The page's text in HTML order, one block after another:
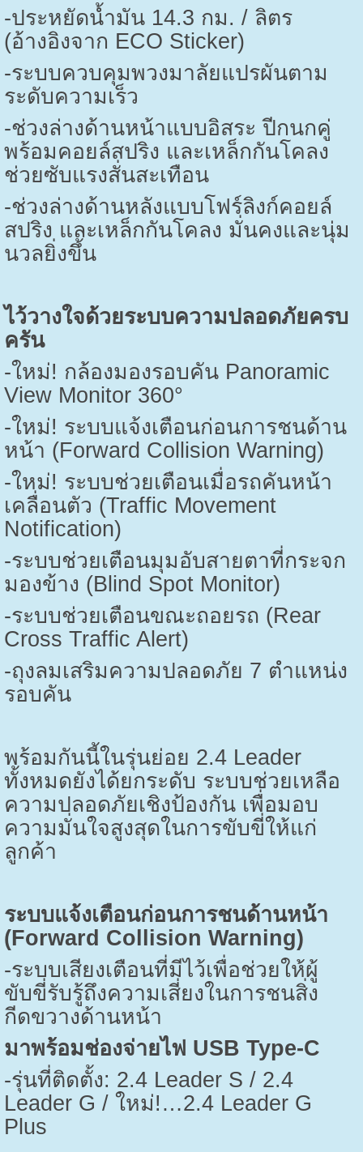
-ประหยัดน้ำมัน 14.3 กม. / ลิตร
(อ้างอิงจาก ECO Sticker)
-ระบบควบคุมพวงมาลัยแปรผันตาม
ระดับความเร็ว
-ช่วงล่างด้านหน้าแบบอิสระ ปีกนกคู่
พร้อมคอยล์สปริง และเหล็กกันโคลง
ช่วยซับแรงสั่นสะเทือน
-ช่วงล่างด้านหลังแบบโฟร์ลิงก์คอยล์
สปริง และเหล็กกันโคลง มั่นคงและนุ่ม
นวลยิ่งขึ้น
ไว้วางใจด้วยระบบความปลอดภัยครบ
ครัน
-ใหม่! กล้องมองรอบคัน Panoramic
View Monitor 360°
-ใหม่! ระบบแจ้งเตือนก่อนการชนด้าน
หน้า (Forward Collision Warning)
-ใหม่! ระบบช่วยเตือนเมื่อรถคันหน้า
เคลื่อนตัว (Traffic Movement
Notification)
-ระบบช่วยเตือนมุมอับสายตาที่กระจก
มองข้าง (Blind Spot Monitor)
-ระบบช่วยเตือนขณะถอยรถ (Rear
Cross Traffic Alert)
-ถุงลมเสริมความปลอดภัย 7 ตำแหน่ง
รอบคัน
พร้อมกันนี้ในรุ่นย่อย 2.4 Leader
ทั้งหมดยังได้ยกระดับ ระบบช่วยเหลือ
ความปลอดภัยเชิงป้องกัน เพื่อมอบ
ความมั่นใจสูงสุดในการขับขี่ให้แก่
ลูกค้า
ระบบแจ้งเตือนก่อนการชนด้านหน้า
(Forward Collision Warning)
-ระบบเสียงเตือนที่มีไว้เพื่อช่วยให้ผู้
ขับขี่รับรู้ถึงความเสี่ยงในการชนสิ่ง
กีดขวางด้านหน้า
มาพร้อมช่องจ่ายไฟ USB Type-C
-รุ่นที่ติดตั้ง: 2.4 Leader S / 2.4
Leader G / ใหม่!…2.4 Leader G
Plus